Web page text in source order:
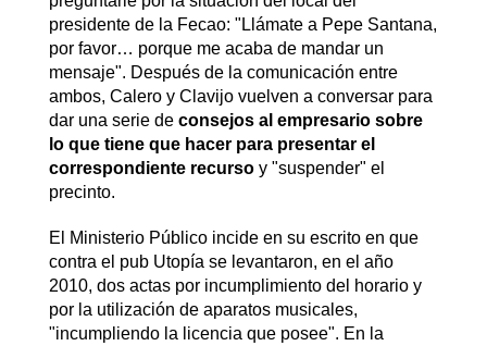
presidente de la Fecao: "Llámate a Pepe Santana,
por favor… porque me acaba de mandar un
mensaje". Después de la comunicación entre
ambos, Calero y Clavijo vuelven a conversar para
dar una serie deconsejos al empresario sobre
lo que tiene que hacer para presentar el
correspondiente recursoy "suspender" el
precinto.
El Ministerio Público incide en su escrito en que
contra el pub Utopía se levantaron, en el año
2010, dos actas por incumplimiento del horario y
por la utilización de aparatos musicales,
"incumpliendo la licencia que posee". En la